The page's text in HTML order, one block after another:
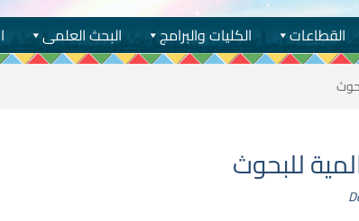
البحث العلمى الكليات والبرامج القطاعات
للبحوث